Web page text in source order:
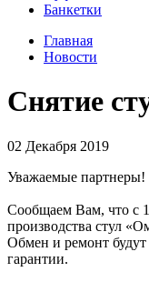
Банкетки
Главная
Новости
Снятие
02 Декабря 2019
Уважаемые партнеры!
Сообщаем Вам, что с
производства стул
Обмен и ремонт будут
гарантии.